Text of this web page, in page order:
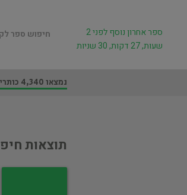
חיפוש ספר
ספר אחרון נוסף לפני 2
שעות, 27 דקות, 30 שניות
נמצאו 4,340 כותרים
תוצאות